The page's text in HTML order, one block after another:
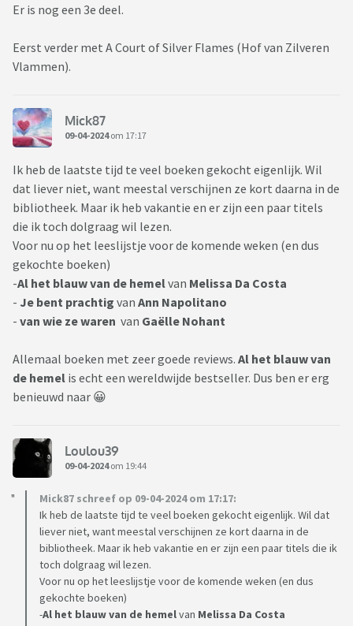
Er is nog een 3e deel.
Eerst verder met A Court of Silver Flames (Hof van Zilveren
Vlammen).
Mick87
09-04-2024om 17:17
Ik heb de laatste tijd te veel boeken gekocht eigenlijk. Wil
dat liever niet, want meestal verschijnen ze kort daarna in de
bibliotheek. Maar ik heb vakantie en er zijn een paar titels
die ik toch dolgraag wil lezen.
Voor nu op het leeslijstje voor de komende weken (en dus
gekochte boeken)
-Al het blauw van de hemelvan Melissa Da Costa
- Je bent prachtig van Ann Napolitano
- van wie ze waren van Gaëlle Nohant
Allemaal boeken met zeer goede reviews. Al het blauw van
de hemel is echt een wereldwijde bestseller. Dus ben er erg
benieuwd naar 😀
Loulou39
09-04-2024om 19:44
Mick87 schreef op 09-04-2024 om 17:17:
Ik heb de laatste tijd te veel boeken gekocht eigenlijk. Wil dat
liever niet, want meestal verschijnen ze kort daarna in de
bibliotheek. Maar ik heb vakantie en er zijn een paar titels die ik
toch dolgraag wil lezen.
Voor nu op het leeslijstje voor de komende weken (en dus
gekochte boeken)
-Al het blauw van de hemelvan Melissa Da Costa